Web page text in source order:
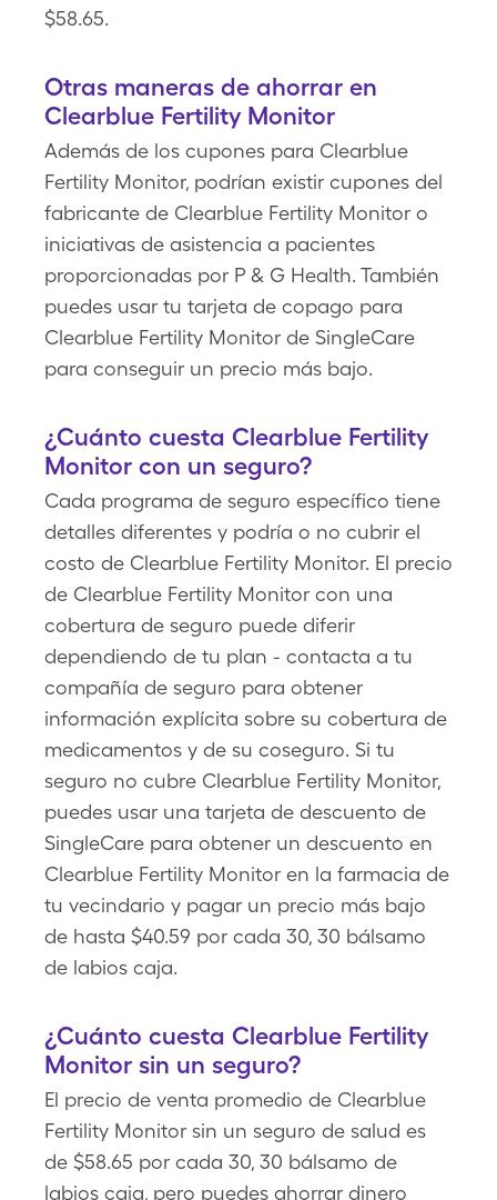
$58.65.
Otras maneras de ahorrar en
Clearblue Fertility Monitor
Además de los cupones para Clearblue
Fertility Monitor, podrían existir cupones del
fabricante de Clearblue Fertility Monitor o
iniciativas de asistencia a pacientes
proporcionadas por P & G Health. También
puedes usar tu tarjeta de copago para
Clearblue Fertility Monitor de SingleCare
para conseguir un precio más bajo.
¿Cuánto cuesta Clearblue Fertility
Monitor con un seguro?
Cada programa de seguro específico tiene
detalles diferentes y podría o no cubrir el
costo de Clearblue Fertility Monitor. El precio
de Clearblue Fertility Monitor con una
cobertura de seguro puede diferir
dependiendo de tu plan - contacta a tu
compañía de seguro para obtener
información explícita sobre su cobertura de
medicamentos y de su coseguro. Si tu
seguro no cubre Clearblue Fertility Monitor,
puedes usar una tarjeta de descuento de
SingleCare para obtener un descuento en
Clearblue Fertility Monitor en la farmacia de
tu vecindario y pagar un precio más bajo
de hasta $40.59 por cada 30, 30 bálsamo
de labios caja.
¿Cuánto cuesta Clearblue Fertility
Monitor sin un seguro?
El precio de venta promedio de Clearblue
Fertility Monitor sin un seguro de salud es
de $58.65 por cada 30, 30 bálsamo de
labios caja, pero puedes ahorrar dinero